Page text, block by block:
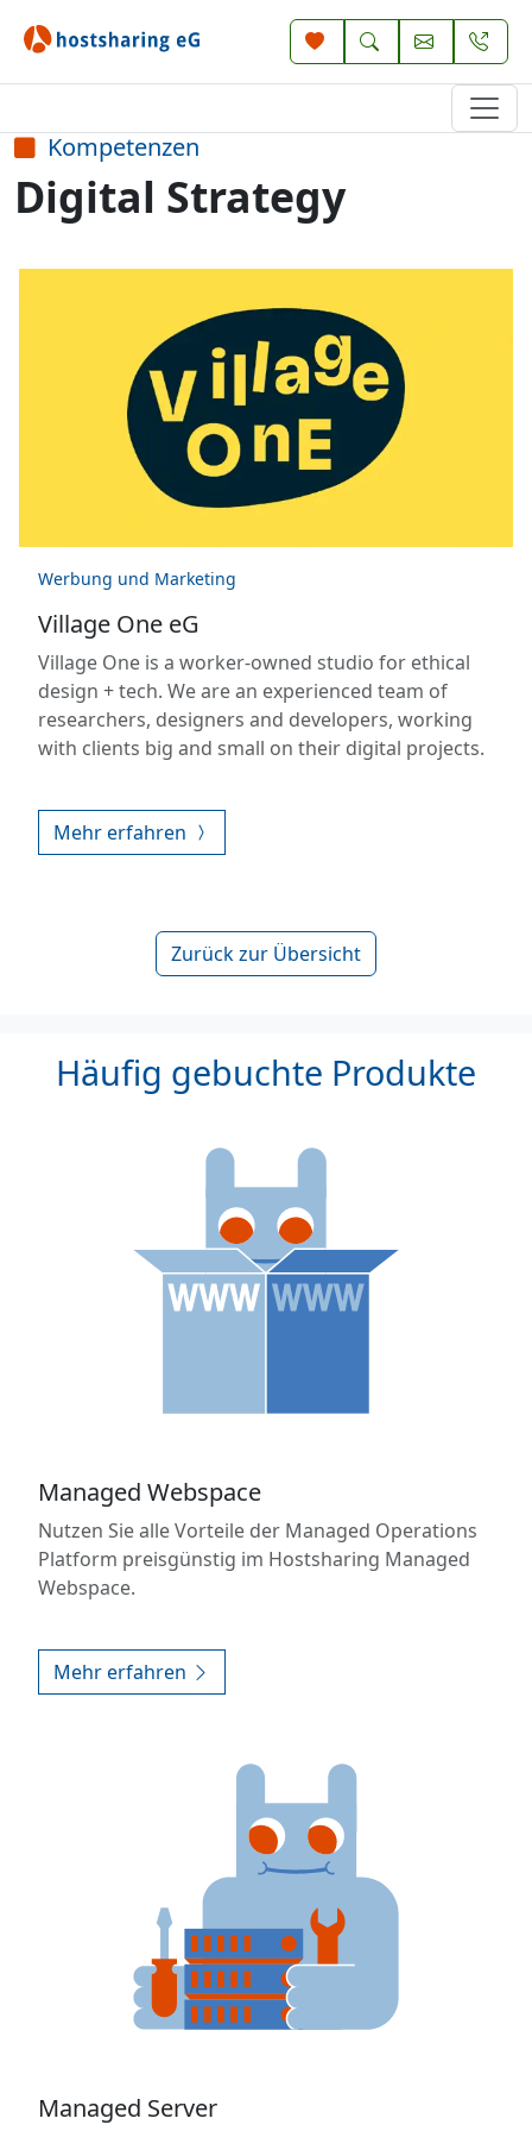
Kompetenzen
Digital Strategy
Werbung und Marketing
Village One eG
Village One is a worker-owned studio for ethical
design + tech. We are an experienced team of
researchers, designers and developers, working
with clients big and small on their digital projects.
Mehr erfahren
Zurück zur Übersicht
Häufig gebuchte Produkte
Managed Webspace
Nutzen Sie alle Vorteile der Managed Operations
Platform preisgünstig im Hostsharing Managed
Webspace.
Mehr erfahren
Managed Server